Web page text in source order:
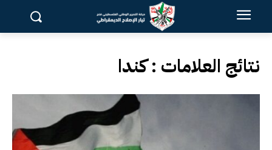
نتائج العلامات :كندا